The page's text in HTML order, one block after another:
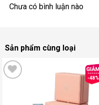
Chưa có bình luận nào
Sản phẩm cùng loại
-48%